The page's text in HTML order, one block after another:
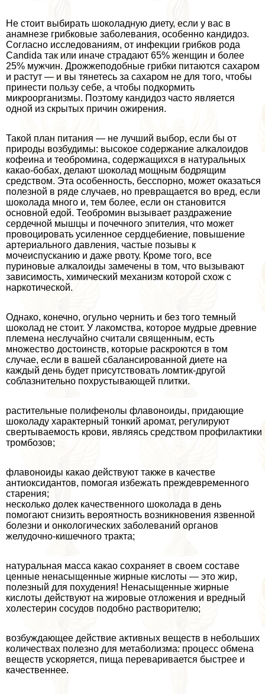
Не стоит выбирать шоколадную диету, если у вас в
анамнезе грибковые заболевания, особенно кандидоз.
Согласно исследованиям, от инфекции грибков рода
Candida так или иначе страдают 65% женщин и более
25% мужчин. Дрожжеподобные грибки питаются сахаром
и растут — и вы тянетесь за сахаром не для того, чтобы
принести пользу себе, а чтобы подкормить
микроорганизмы. Поэтому кандидоз часто является
одной из скрытых причин ожирения.
Такой план питания — не лучший выбор, если бы от
природы возбудимы: высокое содержание алкалоидов
кофеина и теобромина, содержащихся в натуральных
какао-бобах, делают шоколад мощным бодрящим
средством. Эта особенность, бесспopно, может оказаться
полезной в ряде случаев, но превращается во вред, если
шоколада много и, тем более, если он становится
основной едой. Теобромин вызывает раздражение
сердечной мышцы и почечного эпителия, что может
провоцировать усиленное сердцебиение, повышение
артериального давления, частые позывы к
мочеиспусканию и даже рвоту. Кроме того, все
пуриновые алкалоиды замечены в том, что вызывают
зависимость, химический механизм которой схож с
наркотической.
Однако, конечно, огульно чернить и без того темный
шоколад не стоит. У лакомства, которое мудрые древние
племена неслучайно считали священным, есть
множество достоинств, которые раскроются в том
случае, если в вашей сбалансированной диете на
каждый день будет присутствовать ломтик-другой
coблaзнительно похрустывающей плитки.
растительные полифенолы флавоноиды, придающие
шоколаду хаpaктерный тонкий аромат, регулируют
свертываемость крови, являясь средством профилактики
тромбозов;
флавоноиды какао действуют также в качестве
антиоксидантов, помогая избежать преждевременного
старения;
несколько долек качественного шоколада в день
помогают снизить вероятность возникновения язвенной
болезни и oнкoлoгических заболеваний органов
желудочно-кишечного тpaкта;
натуральная масса какао сохраняет в своем составе
ценные ненасыщенные жирные кислоты — это жир,
полезный для похудения! Ненасыщенные жирные
кислоты действуют на жировые отложения и вредный
холестерин сосудов подобно растворителю;
возбуждающее действие активных веществ в небольших
количествах полезно для метаболизма: процесс обмена
веществ ускоряется, пища переваривается быстрее и
качественнее.